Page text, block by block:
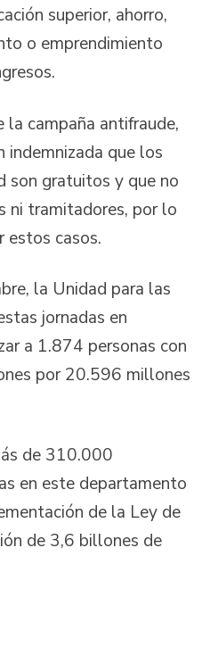
superior, ahorro,
o emprendimiento
campaña antifraude,
indemnizada que los
son gratuitos y que no
ni tramitadores, por lo
estos casos.
la Unidad para las
jornadas en
a 1.874 personas con
por 20.596 millones
de 310.000
en este departamento
de la Ley de
de 3,6 billones de